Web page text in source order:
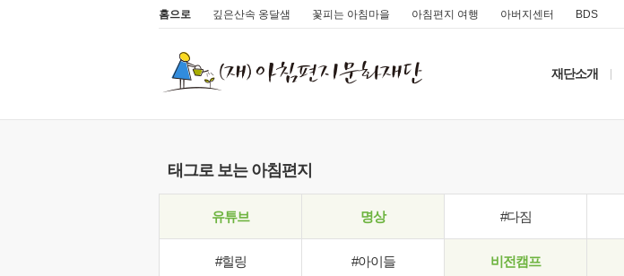
홈으로 깊은산속 옹달샘 꽃피는 아침마을 아침편지 여행 아버지센터 BDS
재단소개
태그로 보는 아침편지
유튜브 명상 #다짐
#힐링 #아이들 비전캠프